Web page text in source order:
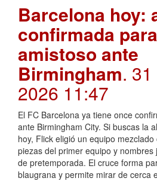
Barcelona hoy:
confirmada
amistoso ante
Birmingham.
2026 11:47
El FC Barcelona ya tiene once
ante Birmingham City. Si buscas la
hoy, Flick eligió un equipo
piezas del primer equipo y nombres
de pretemporada. El cruce forma
blaugrana y permite mirar de cerca